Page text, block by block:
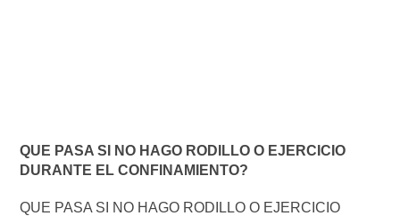
QUE PASA SI NO HAGO RODILLO O EJERCICIO
DURANTE EL CONFINAMIENTO?
QUE PASA SI NO HAGO RODILLO O EJERCICIO